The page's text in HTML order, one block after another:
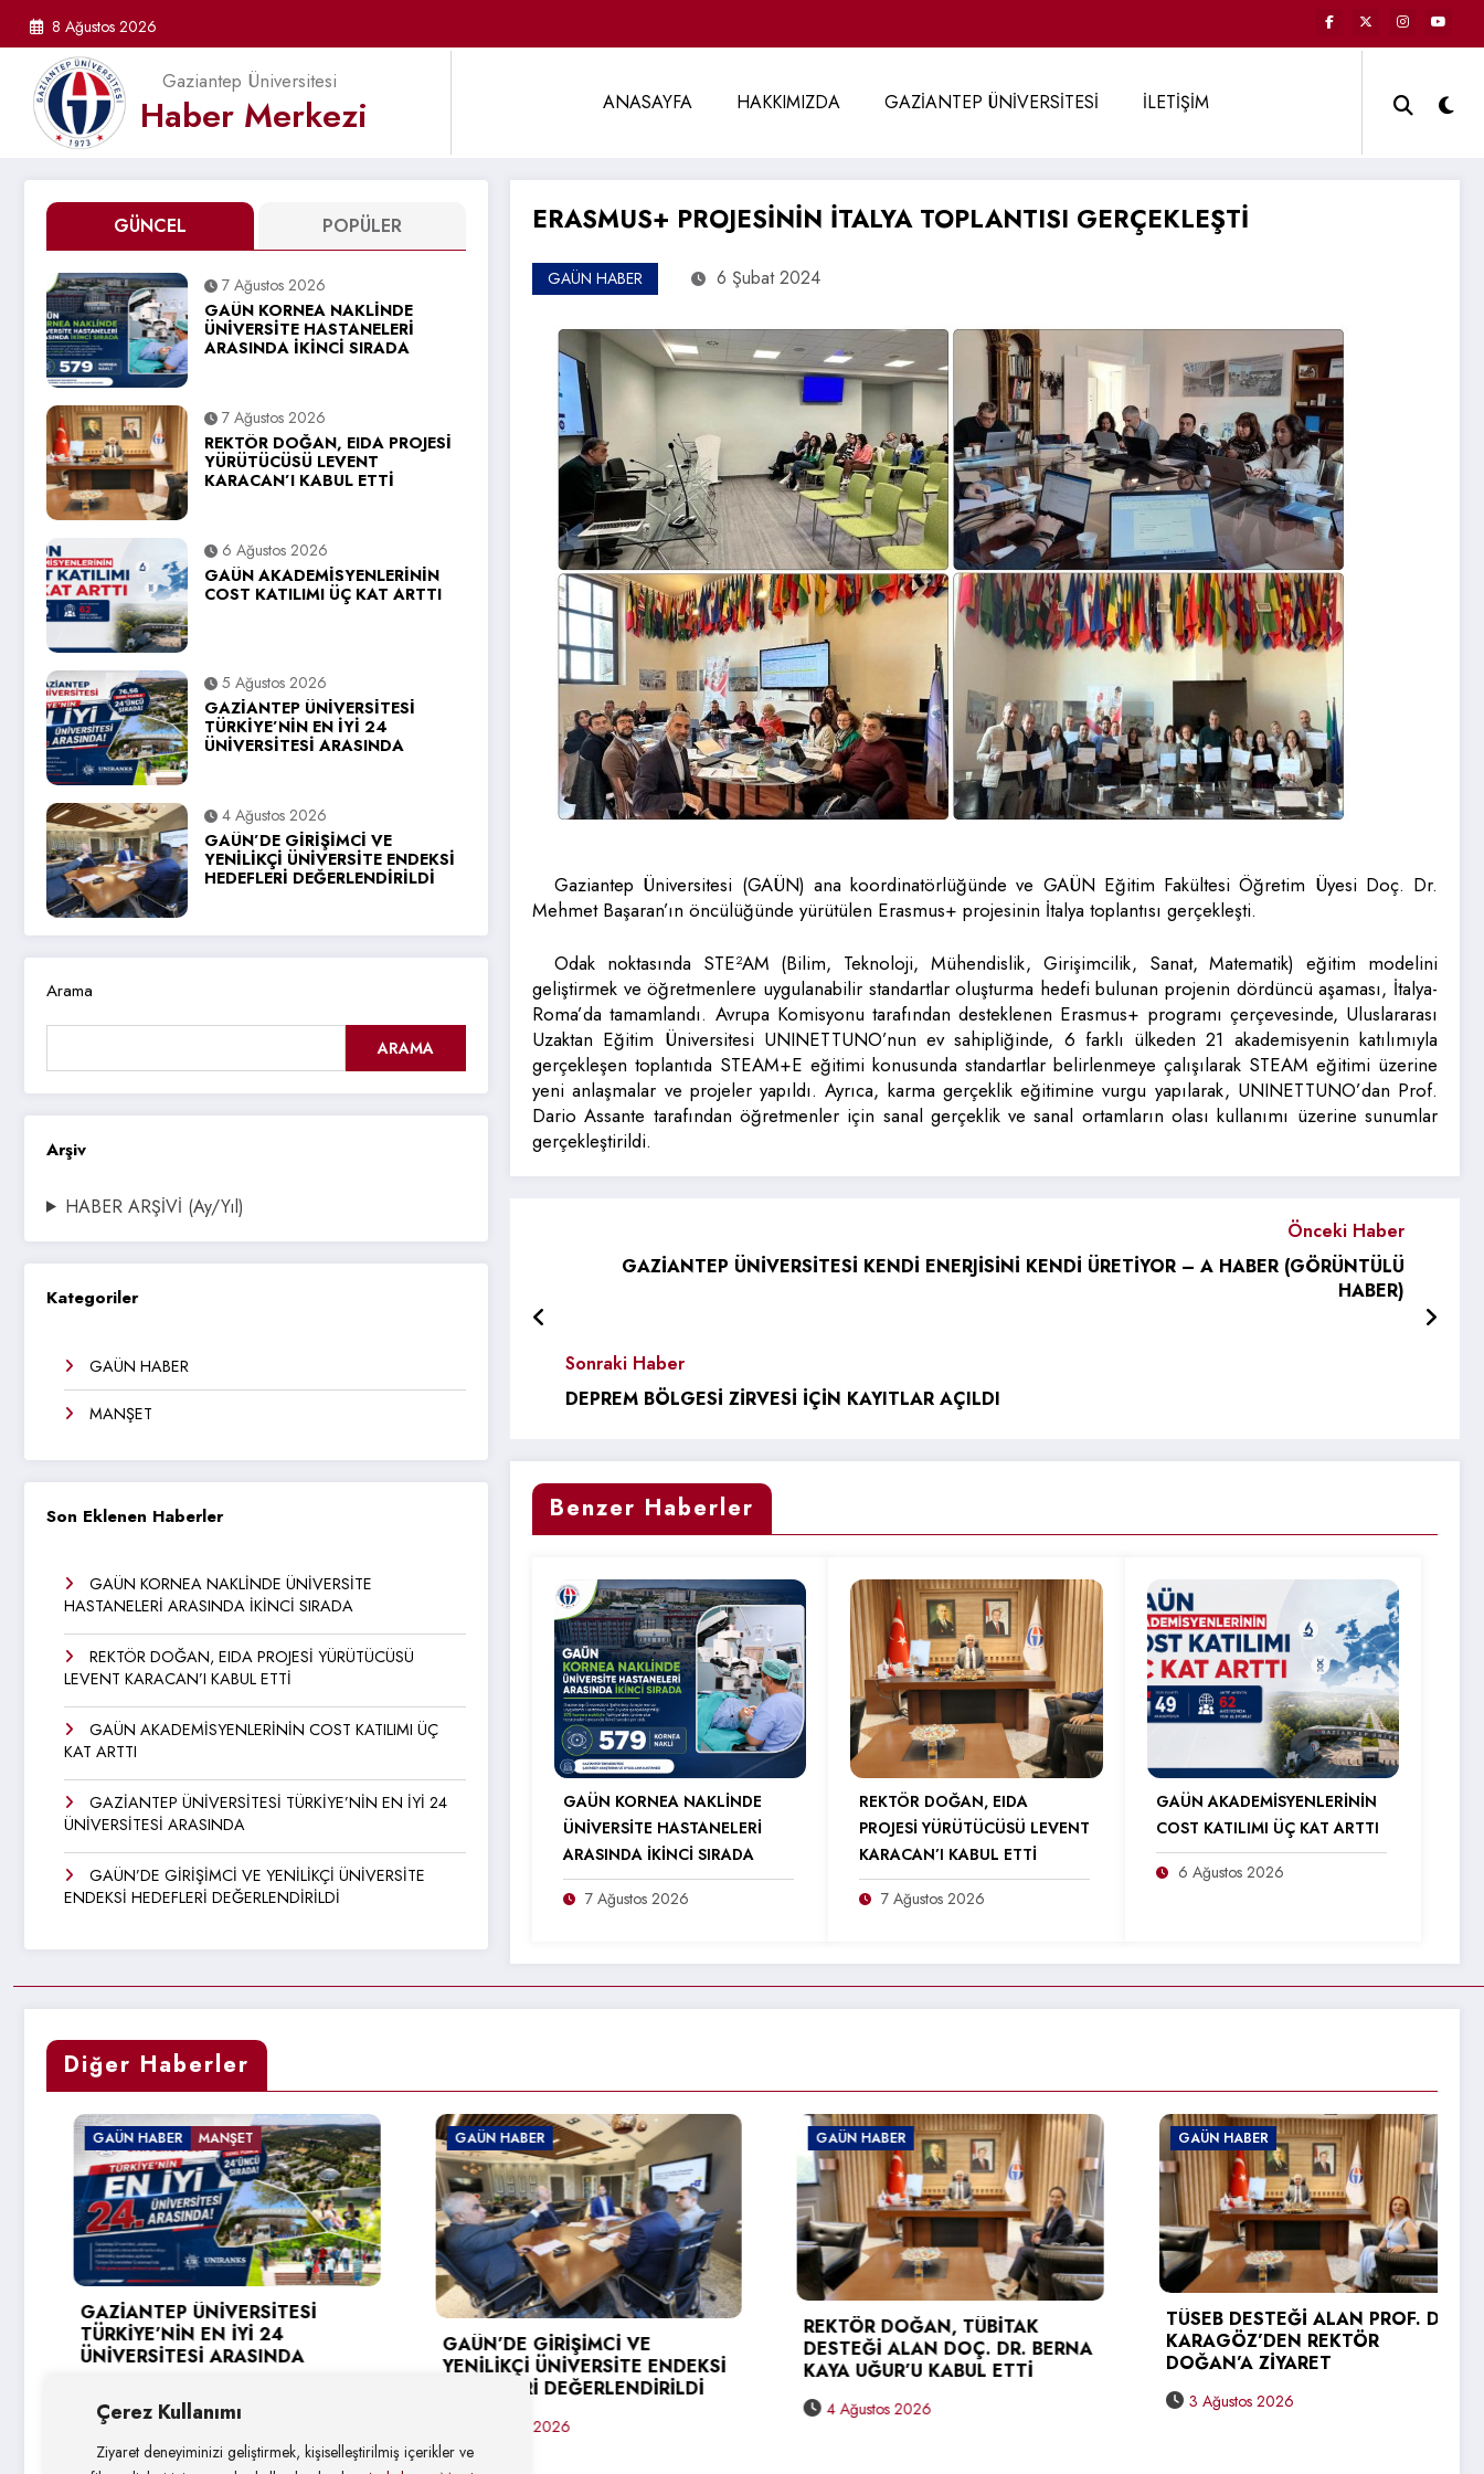
Çerez Kullanımı
Ziyaret deneyiminizi geliştirmek, kişiselleştirilmiş içerikler ve
8 Ağustos 2026
Gaziantep Üniversitesi
Haber Merkezi ANASAYFA HAKKIMIZDA GAZİANTEP ÜNİVERSİTESİ İLETİŞİM
GÜNCEL POPÜLER
7 Ağustos 2026
GAÜN KORNEA NAKLİNDE
ÜNİVERSİTE HASTANELERİ
ARASINDA İKİNCİ SIRADA
7 Ağustos 2026
REKTÖR DOĞAN, EIDA PROJESİ
YÜRÜTÜCÜSÜ LEVENT
KARACAN’I KABUL ETTİ
6 Ağustos 2026
GAÜN AKADEMİSYENLERİNİN
COST KATILIMI ÜÇ KAT ARTTI
5 Ağustos 2026
GAZİANTEP ÜNİVERSİTESİ
TÜRKİYE’NİN EN İYİ 24
ÜNİVERSİTESİ ARASINDA
4 Ağustos 2026
GAÜN’DE GİRİŞİMCİ VE
YENİLİKÇİ ÜNİVERSİTE ENDEKSİ
HEDEFLERİ DEĞERLENDİRİLDİ
Arama
ARAMA
Arşiv
HABER ARŞİVİ (Ay/Yıl)
Kategoriler
GAÜN HABER
MANŞET
Son Eklenen Haberler
GAÜN KORNEA NAKLİNDE ÜNİVERSİTE
HASTANELERİ ARASINDA İKİNCİ SIRADA
REKTÖR DOĞAN, EIDA PROJESİ YÜRÜTÜCÜSÜ
LEVENT KARACAN’I KABUL ETTİ
GAÜN AKADEMİSYENLERİNİN COST KATILIMI ÜÇ
KAT ARTTI
GAZİANTEP ÜNİVERSİTESİ TÜRKİYE’NİN EN İYİ 24
ÜNİVERSİTESİ ARASINDA
GAÜN’DE GİRİŞİMCİ VE YENİLİKÇİ ÜNİVERSİTE
ENDEKSİ HEDEFLERİ DEĞERLENDİRİLDİ
ERASMUS+ PROJESİNİN İTALYA TOPLANTISI GERÇEKLEŞTİ
GAÜN HABER 6 Şubat 2024
Gaziantep Üniversitesi (GAÜN) ana koordinatörlüğünde ve GAÜN Eğitim Fakültesi Öğretim Üyesi Doç. Dr.
Mehmet Başaran’ın öncülüğünde yürütülen Erasmus+ projesinin İtalya toplantısı gerçekleşti.
Odak noktasında STE²AM (Bilim, Teknoloji, Mühendislik, Girişimcilik, Sanat, Matematik) eğitim modelini
geliştirmek ve öğretmenlere uygulanabilir standartlar oluşturma hedefi bulunan projenin dördüncü aşaması, İtalya-
Roma’da tamamlandı. Avrupa Komisyonu tarafından desteklenen Erasmus+ programı çerçevesinde, Uluslararası
Uzaktan Eğitim Üniversitesi UNINETTUNO’nun ev sahipliğinde, 6 farklı ülkeden 21 akademisyenin katılımıyla
gerçekleşen toplantıda STEAM+E eğitimi konusunda standartlar belirlenmeye çalışılarak STEAM eğitimi üzerine
yeni anlaşmalar ve projeler yapıldı. Ayrıca, karma gerçeklik eğitimine vurgu yapılarak, UNINETTUNO’dan Prof.
Dario Assante tarafından öğretmenler için sanal gerçeklik ve sanal ortamların olası kullanımı üzerine sunumlar
gerçekleştirildi.
Önceki Haber
GAZİANTEP ÜNİVERSİTESİ KENDİ ENERJİSİNİ KENDİ ÜRETİYOR – A HABER (GÖRÜNTÜLÜ
HABER)
Sonraki Haber
DEPREM BÖLGESİ ZİRVESİ İÇİN KAYITLAR AÇILDI
Benzer Haberler
GAÜN KORNEA NAKLİNDE
ÜNİVERSİTE HASTANELERİ
ARASINDA İKİNCİ SIRADA
7 Ağustos 2026
REKTÖR DOĞAN, EIDA
PROJESİ YÜRÜTÜCÜSÜ LEVENT
KARACAN’I KABUL ETTİ
7 Ağustos 2026
GAÜN AKADEMİSYENLERİNİN
COST KATILIMI ÜÇ KAT ARTTI
6 Ağustos 2026
Diğer Haberler
MANŞET
ÜNİVERSİTESİ
EN İYİ 24
ARASINDA
GAÜN HABER
GAÜN’DE GİRİŞİMCİ VE
YENİLİKÇİ ÜNİVERSİTE ENDEKSİ
HEDEFLERİ DEĞERLENDİRİLDİ
REKTÖR DOĞAN, TÜBİTAK
DESTEĞİ ALAN DOÇ. DR. BERNA
KAYA UĞUR’U KABUL ETTİ
4 Ağustos 2026
GAÜN HABER
TÜSEB DESTEĞİ ALAN PROF. DR.
KARAGÖZ’DEN REKTÖR
DOĞAN’A ZİYARET
3 Ağustos 2026
GAÜN